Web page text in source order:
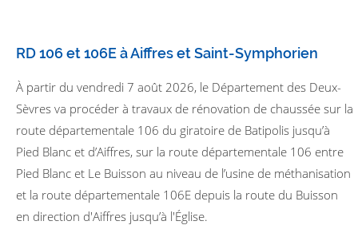
RD 106 et 106E à Aiffres et Saint-Symphorien
À partir du vendredi 7 août 2026, le Département des Deux-
Sèvres va procéder à travaux de rénovation de chaussée sur la
route départementale 106 du giratoire de Batipolis jusqu’à
Pied Blanc et d’Aiffres, sur la route départementale 106 entre
Pied Blanc et Le Buisson au niveau de l’usine de méthanisation
et la route départementale 106E depuis la route du Buisson
en direction d'Aiffres jusqu’à l'Église.